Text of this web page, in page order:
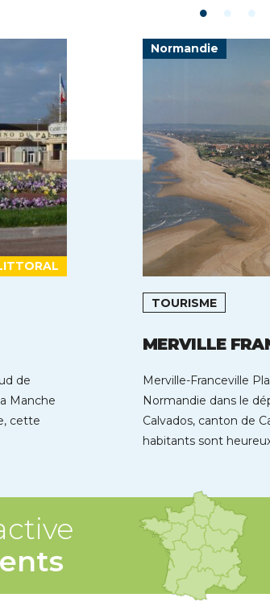
de
Manche
cette
Normandie
TOURISME
MERVILLE
Merville-Franceville
Normandie dans le
Calvados, canton de
habitants sont